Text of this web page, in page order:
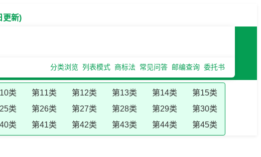
更新)
分类浏览 列表模式 商标法 常见问答 邮编查询 委托书
类 第11类 第12类 第13类 第14类
第15类
类 第26类 第27类 第28类 第29类
第30类
类 第41类 第42类 第43类 第44类 第45类